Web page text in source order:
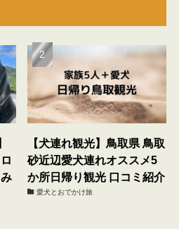
【犬連れ観光】鳥取県 鳥取
砂近辺愛犬連れオススメ5
か所日帰り観光 口コミ紹介
愛犬とおでかけ旅